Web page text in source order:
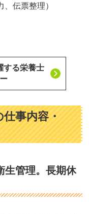
伝票整理）
する栄養士
仕事内容・
生管理。長期休